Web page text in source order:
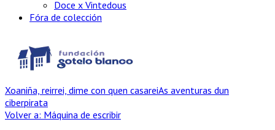
Doce x Vintedous
Fóra de colección
Xoaniña, reirrei, dime con quen casareiAs aventuras dun
ciberpirata
Volver a: Máquina de escribir